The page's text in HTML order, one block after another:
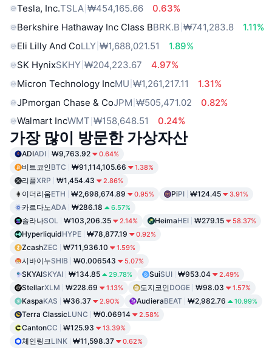
Tesla, Inc.TSLA ₩454,165.66
0.63%
Berkshire Hathaway Inc Class BBRK.B ₩741,283.8
1.11%
Eli Lilly And CoLLY ₩1,688,021.51
1.89%
SK HynixSKHY ₩204,223.67
4.97%
Micron Technology IncMU ₩1,261,217.11
1.31%
JPmorgan Chase & CoJPM ₩505,471.02
0.82%
Walmart IncWMT ₩158,648.51 0.24%
가장 많이 방문한 가상자산
ADIADI ₩9,763.92 0.64%
비트코인BTC ₩91,114,105.66 1.38%
리플XRP ₩1,454.43 2.86%
이더리움ETH ₩2,698,674.89 0.95% PiPI ₩124.45 3.91%
카르다노ADA ₩286.18 6.57%
솔라나SOL ₩103,206.35 2.14% HeimaHEI ₩279.15 58.37%
HyperliquidHYPE ₩78,877.19 0.92%
ZcashZEC ₩711,936.10 1.59%
시바이누SHIB ₩0.006543 5.07%
SKYAISKYAI ₩134.85 29.78% SuiSUI ₩953.04 2.49%
StellarXLM ₩228.69 1.13% 도지코인DOGE ₩98.03 1.57%
KaspaKAS ₩36.37 2.90% AudieraBEAT ₩2,982.76 10.99%
Terra ClassicLUNC ₩0.06914 2.58%
CantonCC ₩125.93 13.39%
체인링크LINK ₩11,598.37 0.62%